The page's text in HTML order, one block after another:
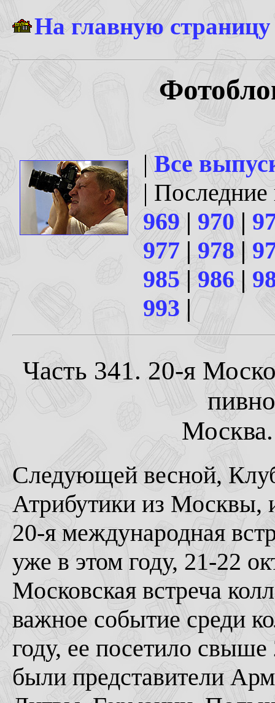
На главную
|Все
|
969| 970|
977 | 978 |
985 | 986|
993 |
Часть 341. 20-я
Следующей весной,
Атрибутики из Москвы,
20-я международная
уже в этом году, 21-22
Московская встреча
важное событие среди
году, ее посетило
были представители